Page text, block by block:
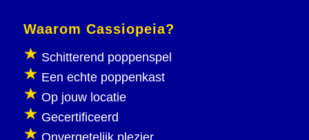
Waarom Cassiopeia?
Schitterend poppenspel
Een echte poppenkast
Op jouw locatie
Gecertificeerd
Onvergetelijk plezier